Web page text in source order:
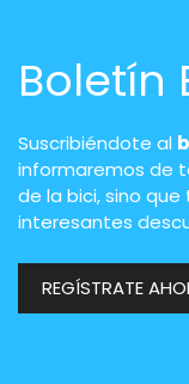
Boletín
Suscribiéndote al
informaremos de
de la bici, sino
interesantes
REGÍSTRATE